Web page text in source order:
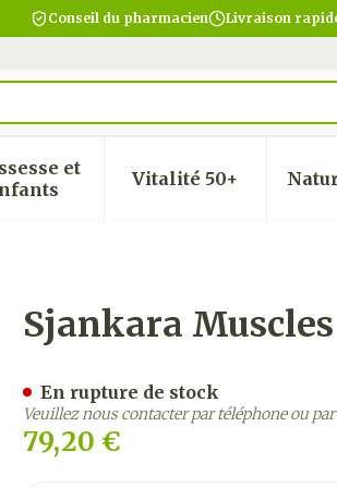
Conseil du pharmacien Livraison
Beauté, soins et hygiène
menu pour la catégorie Régime,
et
Afficher le sous-menu pour la
Vitalité 50+
Afficher le
Bain 1000ml
Sjankara
79,20 €
En rupture de stock
Veuillez nous contacter par téléphone ou